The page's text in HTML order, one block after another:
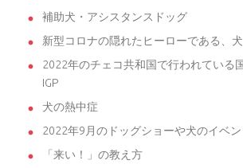
補助犬・アシスタンスドッグ
新型コロナの隠れたヒーローである、犬
2022年のチェコ共和国で行われている
IGP
犬の熱中症
2022年9月のドッグショーや犬のイベ
「来い！」の教え方